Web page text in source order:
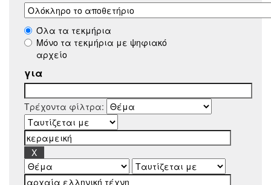
Όλα τα τεκμήρια
Μόνο τα τεκμήρια με ψηφιακό
αρχείο
για
Τρέχοντα φίλτρα: